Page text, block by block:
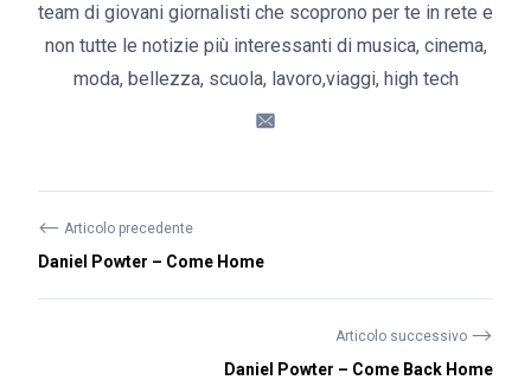
team di giovani giornalisti che scoprono per te in rete e
non tutte le notizie più interessanti di musica, cinema,
moda, bellezza, scuola, lavoro,viaggi, high tech
⟵ Articolo precedente
Daniel Powter – Come Home
Articolo successivo ⟶
Daniel Powter – Come Back Home